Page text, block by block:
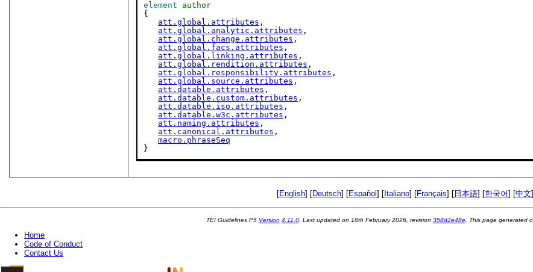
element
author
{
att.global.attributes ,
att.global.analytic.attributes ,
att.global.change.attributes ,
att.global.facs.attributes ,
att.global.linking.attributes ,
att.global.rendition.attributes ,
att.global.responsibility.attributes ,
att.global.source.attributes ,
att.datable.attributes ,
att.datable.custom.attributes ,
att.datable.iso.attributes ,
att.datable.w3c.attributes ,
att.naming.attributes ,
att.canonical.attributes ,
macro.phraseSeq
}
[English] [Deutsch] [Español ] [ Italiano] [Français] [ 日本語] [한국어] [中文]
TEI Guidelines P5 Version 4.11.0. Last updated on 18th February 2026, revision 358d2e48e. This page generated
Home
Code of Conduct
Contact Us